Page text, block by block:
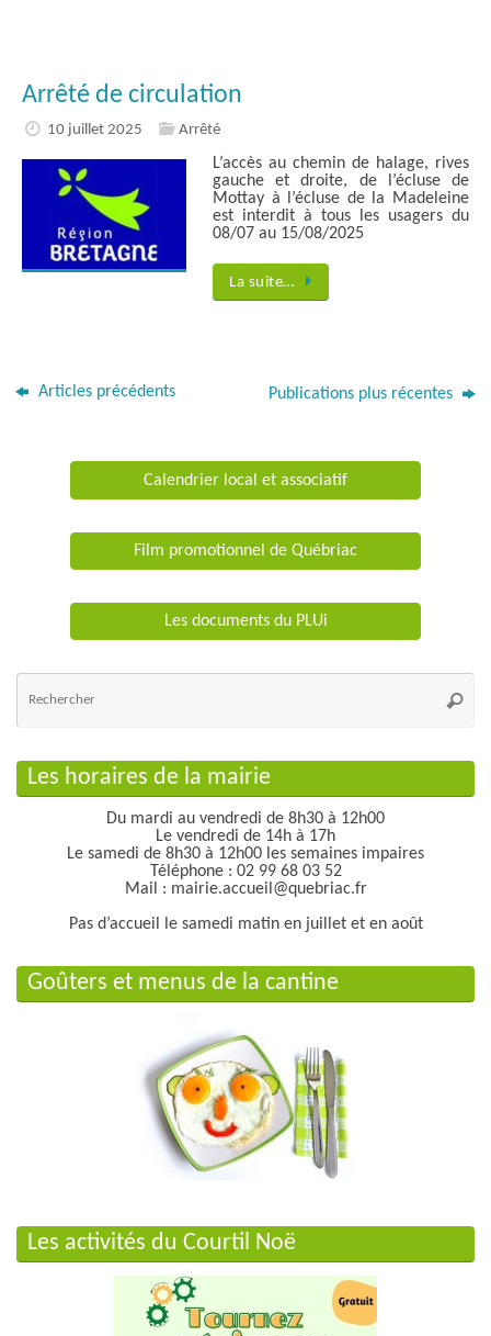
Arrêté de circulation
10 juillet 2025 Arrêté
L’accès au chemin de halage, rives
gauche et droite, de l’écluse de
Mottay à l’écluse de la Madeleine
est interdit à tous les usagers du
08/07 au 15/08/2025
La suite…
Articles précédents Publications plus récentes
Calendrier local et associatif
Film promotionnel de Québriac
Les documents du PLUi
Les horaires de la mairie
Du mardi au vendredi de 8h30 à 12h00
Le vendredi de 14h à 17h
Le samedi de 8h30 à 12h00 les semaines impaires
Téléphone : 02 99 68 03 52
Mail : mairie.accueil@quebriac.fr
Pas d’accueil le samedi matin en juillet et en août
Goûters et menus de la cantine
Les activités du Courtil Noë